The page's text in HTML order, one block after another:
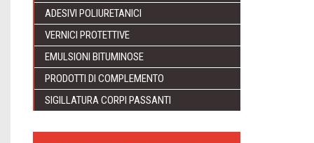
ADESIVI POLIURETANICI
VERNICI PROTETTIVE
EMULSIONI BITUMINOSE
PRODOTTI DI COMPLEMENTO
SIGILLATURA CORPI PASSANTI